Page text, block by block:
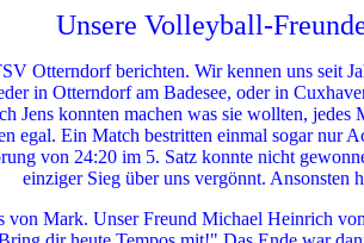
Unsere Volleyball-
Otterndorf berichten. Wir kennen uns seit
in Otterndorf am Badesee, oder in
Jens konnten machen was sie wollten,
egal. Ein Match bestritten einmal sogar
von 24:20 im 5. Satz konnte nicht
einziger Sieg über uns vergönnt. Ansonsten
Mark. Unser Freund Michael Heinrich